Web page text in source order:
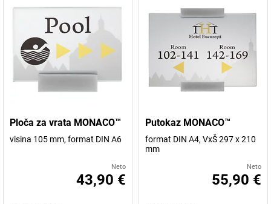
Ploča za vrata MONACO™
visina 105 mm, format DIN A6
Neto
43,90 €
Putokaz MONACO™
format DIN A4, VxŠ 297 x 210
mm
Neto
55,90 €